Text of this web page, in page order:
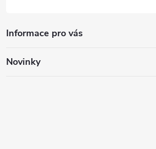
Informace pro vás
Novinky